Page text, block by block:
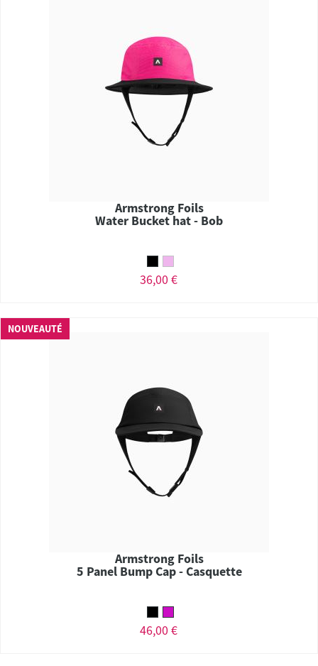
Armstrong Foils
Water Bucket hat - Bob
36,00 €
NOUVEAUTÉ
Armstrong Foils
5 Panel Bump Cap - Casquette
46,00 €